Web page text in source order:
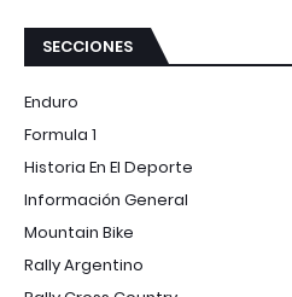
SECCIONES
Enduro
Formula 1
Historia En El Deporte
Información General
Mountain Bike
Rally Argentino